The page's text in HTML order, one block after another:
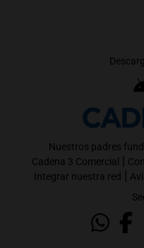
Nuestros padres
Cadena 3 Comercial |
Integrar nuestra red |